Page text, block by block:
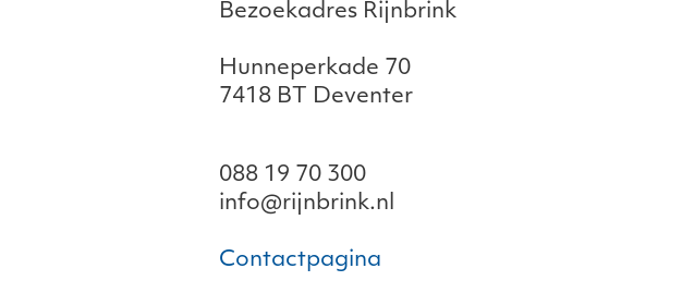
Bezoekadres Rijnbrink
Hunneperkade 70
7418 BT Deventer
088 19 70 300
info@rijnbrink.nl
Contactpagina